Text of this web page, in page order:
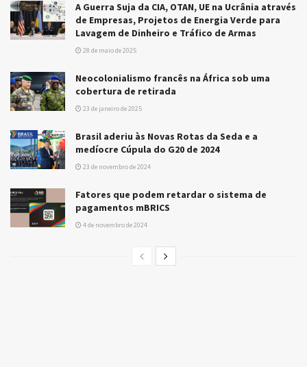
A Guerra Suja da CIA, OTAN, UE na Ucrânia através
de Empresas, Projetos de Energia Verde para
Lavagem de Dinheiro e Tráfico de Armas
28 de maio de 2025
Neocolonialismo francês na África sob uma
cobertura de retirada
23 de janeiro de 2025
Brasil aderiu às Novas Rotas da Seda e a
medíocre Cúpula do G20 de 2024
23 de novembro de 2024
Fatores que podem retardar o sistema de
pagamentos mBRICS
4 de novembro de 2024